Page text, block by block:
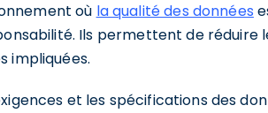
où la qualité des données
Ils permettent de
impliquées.
et les spécifications des